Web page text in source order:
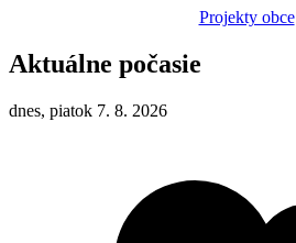
Projekty obce
Aktuálne počasie
dnes, piatok 7. 8. 2026